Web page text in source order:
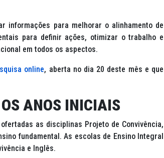
informações para melhorar o alinhamento de
para definir ações, otimizar o trabalho e
em todos os aspectos.
online, aberta no dia 20 deste mês e que
ANOS INICIAIS
as disciplinas Projeto de Convivência,
fundamental. As escolas de Ensino Integral
e Inglês.